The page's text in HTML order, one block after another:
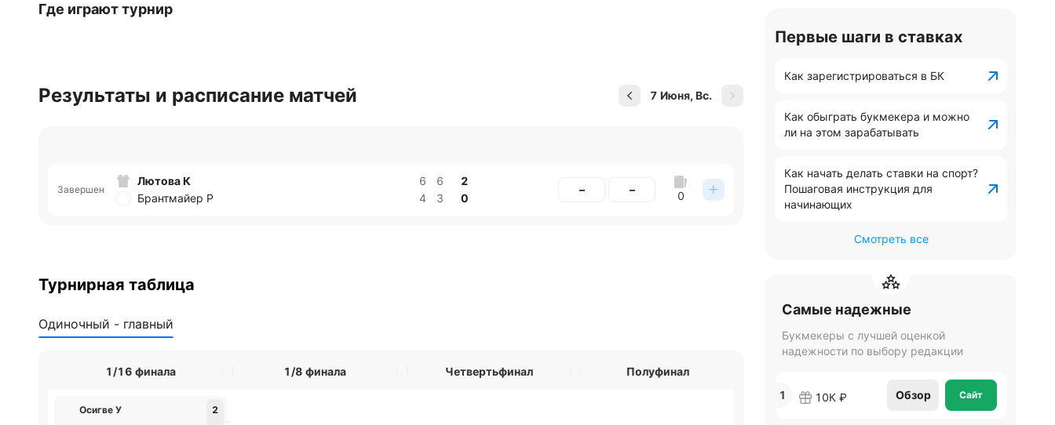
Где играют турнир
Результаты и расписание матчей 7 Июня, Вс.
Завершен
Лютова К 6 6
2
Брантмайер Р
4 3 0
– – 0
Турнирная таблица
Одиночный - главный
1/16 финала
Осигве У
2
1/8 финала Четвертьфинал Полуфинал
Первые шаги в ставках
Как зарегистрироваться в БК
Как обыграть букмекера и можно
ли на этом зарабатывать
Как начать делать ставки на спорт?
Пошаговая инструкция для
начинающих
Смотреть все
Самые надежные
Букмекеры с лучшей оценкой
надежности по выбору редакции
1 10К ₽ Обзор Сайт